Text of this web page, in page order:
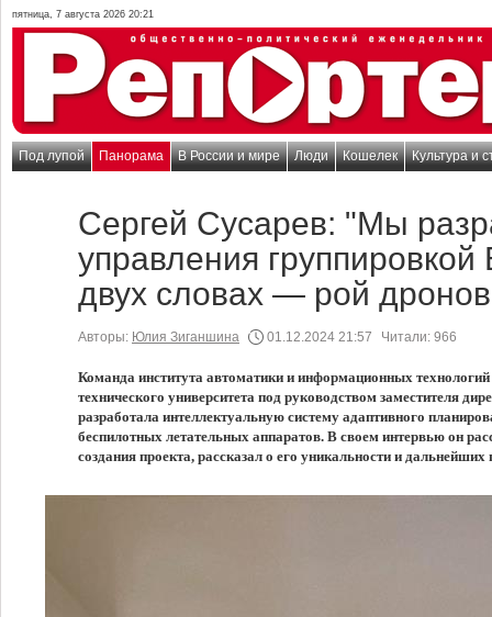
пятница, 7 августа 2026 20:21
Под лупой Панорама В России и мире Люди Кошелек Культура и
Сергей Сусарев: "Мы
управления
двух словах — рой
Авторы: Юлия Зиганшина 01.12.2024 21:57 Читали: 966
Команда института автоматики и информационных
технического университета под руководством заместителя
разработала интеллектуальную систему адаптивного
беспилотных летательных аппаратов. В своем интервью он
создания проекта, рассказал о его уникальности и дальнейших